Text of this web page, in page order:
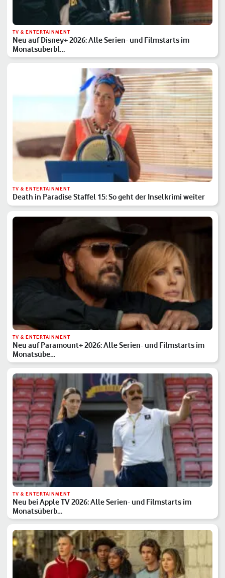
TV & ENTERTAINMENT
Neu auf Disney+ 2026: Alle Serien- und Filmstarts im
Monatsüberbl…
TV & ENTERTAINMENT
Death in Paradise Staffel 15: So geht der Inselkrimi weiter
TV & ENTERTAINMENT
Neu auf Paramount+ 2026: Alle Serien- und Filmstarts im
Monatsübe…
TV & ENTERTAINMENT
Neu bei Apple TV 2026: Alle Serien- und Filmstarts im
Monatsüberb…